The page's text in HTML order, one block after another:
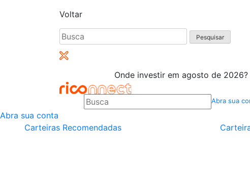
Voltar
Pesquisar
por:
Onde investir em agosto de
Abra sua
Abra sua conta
Carteiras Recomendadas